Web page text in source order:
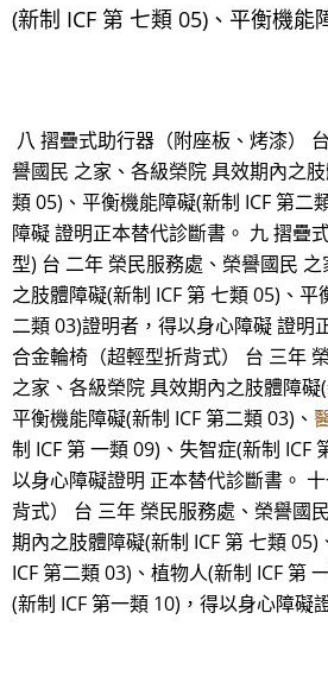
(新制 ICF 第 七類 05)、平衡機能
八 摺疊式助行器（附座板、烤漆）
譽國民 之家、各級榮院 具效期內之
類 05)、平衡機能障礙(新制 ICF 第二
障礙 證明正本替代診斷書。 九 摺疊
型) 台 二年 榮民服務處、榮譽國民
之肢體障礙(新制 ICF 第 七類 05)、平
二類 03)證明者，得以身心障礙 證明
合金輪椅（超輕型折背式） 台 三年
之家、各級榮院 具效期內之肢體障礙
平衡機能障礙(新制 ICF 第二類 03)、
制 ICF 第 一類 09)、失智症(新制 ICF
以身心障礙證明 正本替代診斷書。
背式） 台 三年 榮民服務處、榮譽國
期內之肢體障礙(新制 ICF 第 七類
ICF 第二類 03)、植物人(新制 ICF 第
(新制 ICF 第一類 10)，得以身心障礙